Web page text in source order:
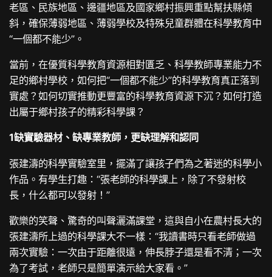
老區、民族地區、邊疆地區及國家鄉村振興重點幫扶縣傾
斜，確保薄弱地區、薄弱學校及特殊兒童群體在科學教育中
“一個都不能少”。
當前，在優質科學教育資源相對匱乏、科學教師專業能力不
足的鄉村學校，如何把“一個都不能少”的科學教育真正落到
實處？如何切實推動更豐富的科學教育資源下沉？如何打造
出屬于鄉村孩子的精彩科學課？
1缺實驗器材、缺專業教師，更缺理解和認同
張建濤的科學實驗室里，擺滿了讓孩子們為之著迷的科學小
作品。有學生打趣：“張老師的科學課上，除了不發射校
長，什么都可以發射！”
歡樂的笑聲、驚奇的叫聲灑滿課堂，這與自小在農村長大的
張建濤所上過的科學課大不一樣：“我讀書時只看老師做過
兩次實驗：一次由于距離很遠，伸長脖子還是看不清；一次
為了考試，老師只是簡單演示給大家看。”